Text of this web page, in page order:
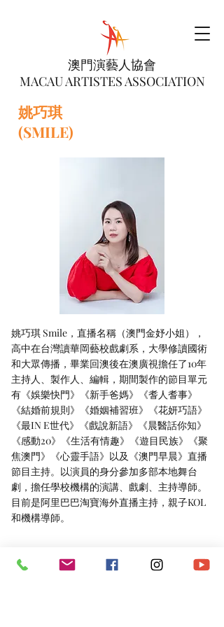
澳門演藝人協會
MACAU ARTISTES ASSOCIATION
姚巧琪
(SMILE)
姚巧琪 Smile，直播名稱（澳門金妤小姐），
高中在台灣讀華岡藝校戲劇系，大學修讀國術
和大眾傳播，畢業回澳後在澳廣視擔任了10年
主持人、製作人、編輯，期間製作的節目單元
有《娛樂快門》《新手爸媽》《耆人耆事》
《結婚前規則》《婚姻補習班》《花妍巧語》
《最IN E世代》《戲說新語》《晨醫話你知》
《感動20》《生活有情趣》《遊目民族》《聚
焦澳門》《心靈手語》以及《澳門早晨》直播
節目主持。以演員的身分參加多部本地舞台
劇，擔任學校機構的演講、戲劇、主持導師。
目前是阿里巴巴淘寶海外直播主持，親子KOL
和機構導師。
https://www.facebook.com/smileio23